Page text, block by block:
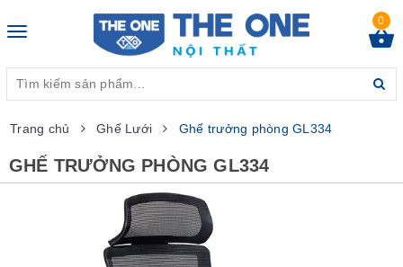
Toggle
0
Trang chủ Ghế Lưới Ghế trưởng phòng GL334
GHẾ TRƯỞNG PHÒNG GL334